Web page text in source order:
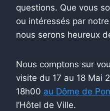
questions. Que vous
ou intéressés par
nous serons heureux
Nous comptons sur
visite du 17 au 18 Mai
18h00 au Dôme de
l’Hôtel de Ville.